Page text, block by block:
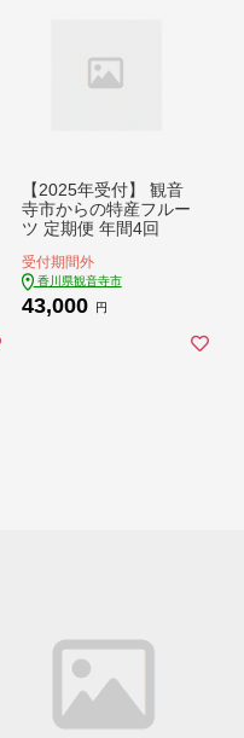
【2025年受付】 観音
寺市からの特産フルー
ツ 定期便 年間4回
受付期間外
香川県観音寺市
43,000 円